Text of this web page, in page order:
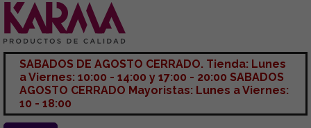
SABADOS DE AGOSTO CERRADO. Tienda: Lunes
a Viernes: 10:00 - 14:00 y 17:00 - 20:00 SABADOS
AGOSTO CERRADO Mayoristas: Lunes a Viernes:
10 - 18:00